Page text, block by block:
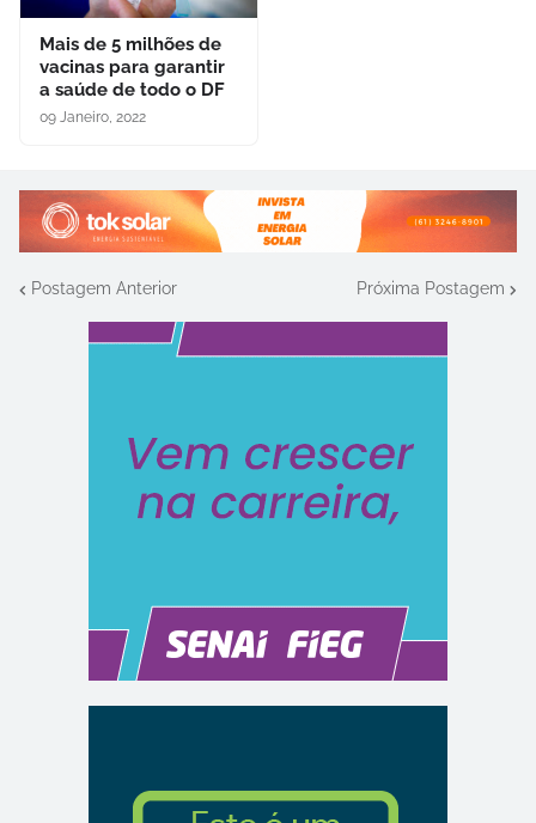
Mais de 5 milhões de
vacinas para garantir
a saúde de todo o DF
09 Janeiro, 2022
Postagem Anterior Próxima Postagem